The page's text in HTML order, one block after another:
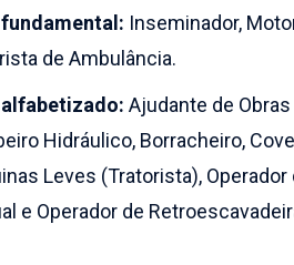
Inseminador,
de Ambulância.
Ajudante de
Hidráulico, Borracheiro,
Leves (Tratorista),
e Operador de